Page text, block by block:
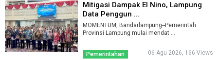
Mitigasi Dampak El Nino, Lampung
Data Penggun ...
MOMENTUM, Bandarlampung--Pemerintah
Provinsi Lampung mulai mendat ...
Pemerintahan 06 Agu 2026, 166 Views